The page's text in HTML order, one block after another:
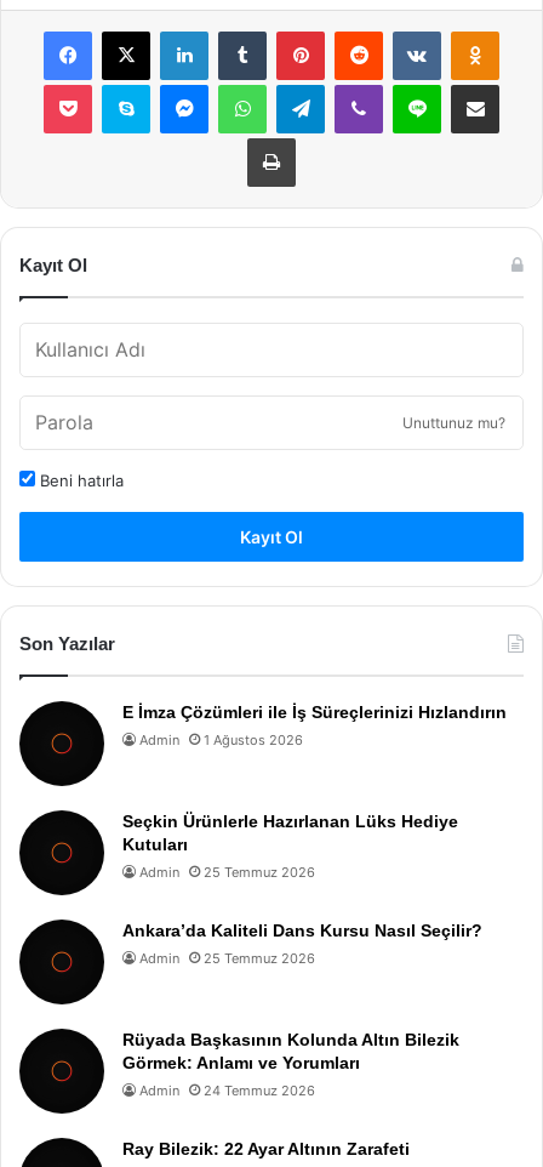
Facebook
X LinkedInTumblr PinterestReddit VKontakte
Pocket Skype MessengerWhatsAppTelegramViber Line E-Posta ile
Yazdır
Kayıt Ol
Unuttunuz mu?
Beni hatırla
Kayıt Ol
Son Yazılar
E İmza Çözümleri ile İş Süreçlerinizi Hızlandırın
Admin 1 Ağustos 2026
Seçkin Ürünlerle Hazırlanan Lüks Hediye
Kutuları
Admin 25 Temmuz 2026
Ankara’da Kaliteli Dans Kursu Nasıl Seçilir?
Admin 25 Temmuz 2026
Rüyada Başkasının Kolunda Altın Bilezik
Görmek: Anlamı ve Yorumları
Admin 24 Temmuz 2026
Ray Bilezik: 22 Ayar Altının Zarafeti